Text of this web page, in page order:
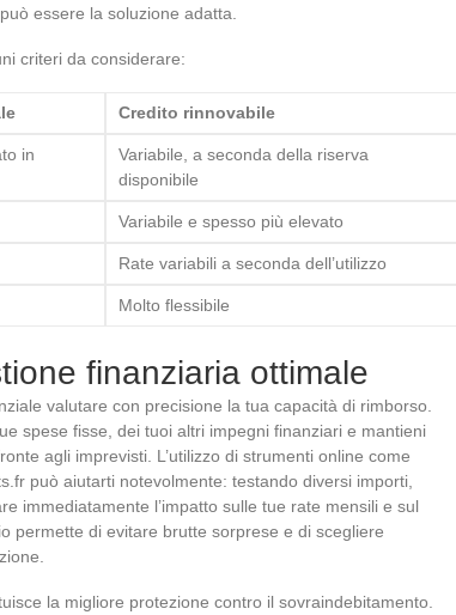
essere la soluzione adatta.
criteri da considerare:
Credito rinnovabile
in
Variabile, a seconda della riserva
disponibile
Variabile e spesso più elevato
Rate variabili a seconda dell’utilizzo
Molto flessibile
finanziaria ottimale
valutare con precisione la tua capacità di rimborso.
spese fisse, dei tuoi altri impegni finanziari e mantieni
agli imprevisti. L’utilizzo di strumenti online come
può aiutarti notevolmente: testando diversi importi,
immediatamente l’impatto sulle tue rate mensili e sul
permette di evitare brutte sorprese e di scegliere
la migliore protezione contro il sovraindebitamento.